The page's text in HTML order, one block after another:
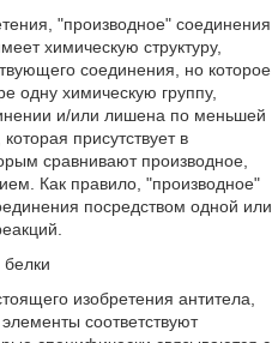
"производное" соединения
химическую структуру,
соединения, но которое
одну химическую группу,
и/или лишена по меньшей
присутствует в
сравнивают производное,
Как правило, "производное"
посредством одной или
изобретения антитела,
соответствуют